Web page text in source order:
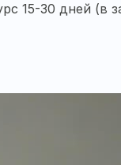
15-30 дней (в